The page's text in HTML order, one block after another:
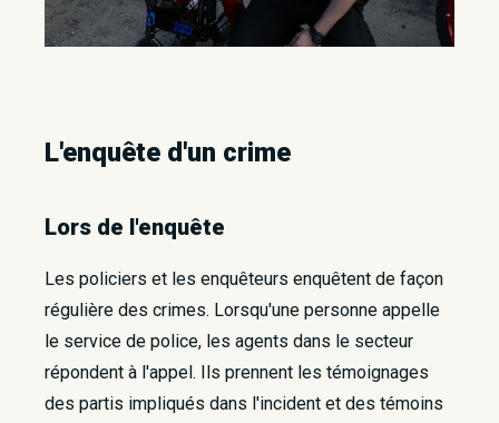
L'enquête d'​un crime
Lors de l'enquête
Les policiers et les enquêteurs enquêtent de façon
régulière des crimes. Lorsqu'une personne appelle
le service de police, les agents dans le secteur
répondent à l'appel. Ils prennent les témoignages
des partis impliqués dans l'incident et des témoins